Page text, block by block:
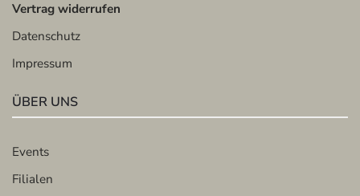
Vertrag widerrufen
Datenschutz
Impressum
ÜBER UNS
Events
Filialen